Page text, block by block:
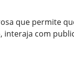
que permite
interaja com